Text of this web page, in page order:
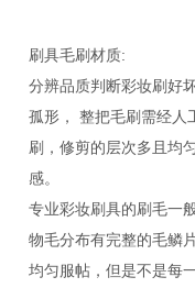
刷具毛刷材质:
分辨品质判断彩妆刷好
孤形， 整把毛刷需经人
刷，修剪的层次多且均
感。
专业彩妆刷具的刷毛一
物毛分布有完整的毛鳞
均匀服帖，但是不是每